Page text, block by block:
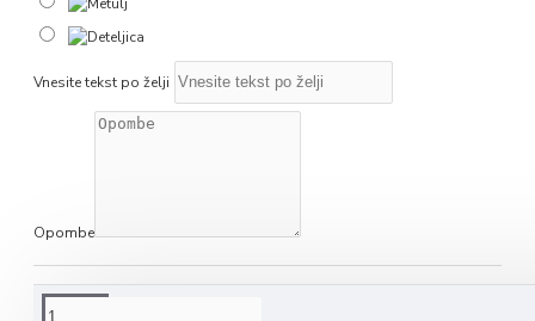
Vnesite tekst po želji
Opombe